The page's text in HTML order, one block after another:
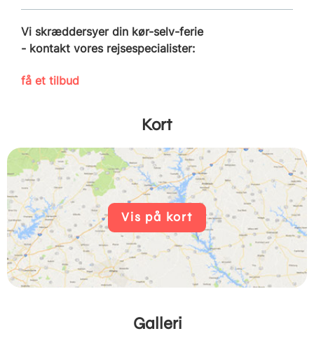
Vi skræddersyer din kør-selv-ferie
- kontakt vores rejsespecialister:
få et tilbud
Kort
Vis på kort
Galleri